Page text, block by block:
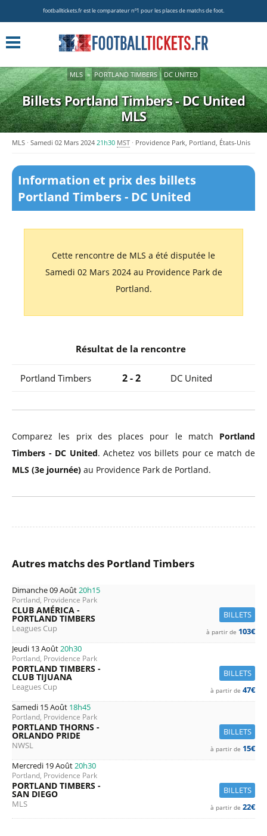
footballtickets.fr est le comparateur nº1 pour les places de matchs de foot.
MLS » PORTLAND TIMBERS DC UNITED
Billets Portland Timbers - DC United
MLS
MLS Samedi 02 Mars 2024 21h30 MST Providence Park, Portland, États-Unis
Information et prix des billets
Portland Timbers - DC United
Cette rencontre de MLS a été disputée le
Samedi 02 Mars 2024 au Providence Park de
Portland.
Résultat de la rencontre
Portland Timbers 2 - 2 DC United
Comparez les prix des places pour le match Portland
Timbers - DC United. Achetez vos billets pour ce match de
MLS (3e journée) au Providence Park de Portland.
Autres matchs des Portland Timbers
Dimanche 09 Août20h15
Portland, Providence Park
BILLETS
CLUB AMÉRICA -
PORTLAND TIMBERS
Leagues Cup à partir de 103€
Jeudi 13 Août20h30
Portland, Providence Park
BILLETS
PORTLAND TIMBERS -
CLUB TIJUANA
Leagues Cup à partir de 47€
Samedi 15 Août 18h45
Portland, Providence Park
BILLETS
PORTLAND THORNS -
ORLANDO PRIDE
NWSL à partir de 15€
Mercredi 19 Août20h30
Portland, Providence Park
BILLETS
PORTLAND TIMBERS -
SAN DIEGO
MLS à partir de 22€